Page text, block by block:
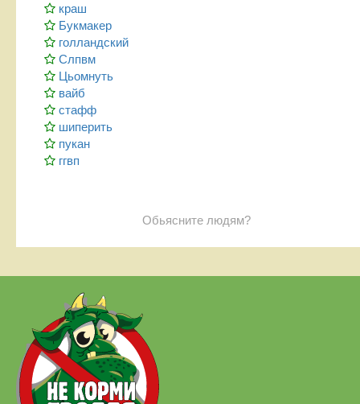
краш
Букмакер
голландский
Слпвм
Цьомнуть
вайб
стафф
шиперить
пукан
ггвп
Обьясните людям?